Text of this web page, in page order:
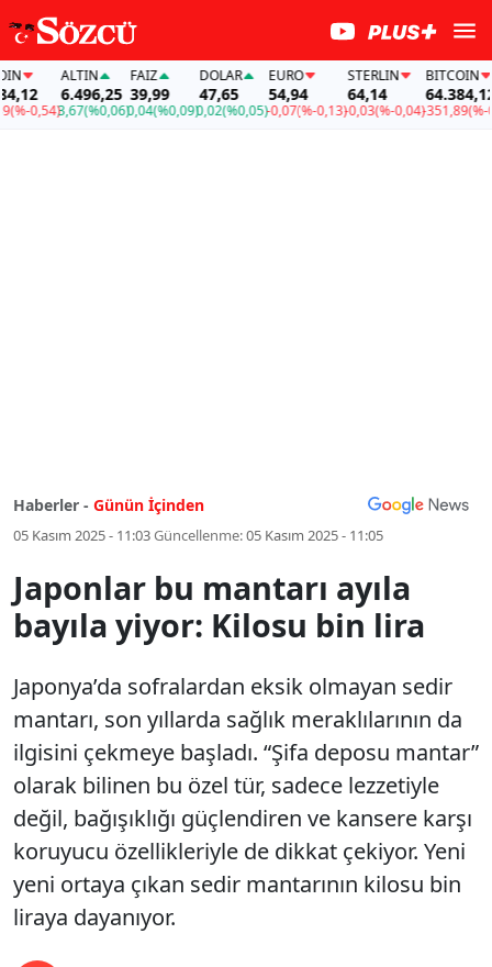
0,54)
ALTIN
6.496,25
3,67(%0,06)
FAİZ
39,99
0,04(%0,09)
DOLAR
47,65
0,02(%0,05)
EURO
54,94
-0,07(%-0,13)
STERLIN
64,14
-0,03(%-0,04)
BITCOIN
64.384,12
-351,89(%-
Haberler - Günün İçinden
05 Kasım 2025 - 11:03Güncellenme:05 Kasım 2025 - 11:05
Japonlar bu mantarı ayıla
bayıla yiyor: Kilosu bin lira
Japonya’da sofralardan eksik olmayan sedir
mantarı, son yıllarda sağlık meraklılarının da
ilgisini çekmeye başladı. “Şifa deposu mantar”
olarak bilinen bu özel tür, sadece lezzetiyle
değil, bağışıklığı güçlendiren ve kansere karşı
koruyucu özellikleriyle de dikkat çekiyor. Yeni
yeni ortaya çıkan sedir mantarının kilosu bin
liraya dayanıyor.